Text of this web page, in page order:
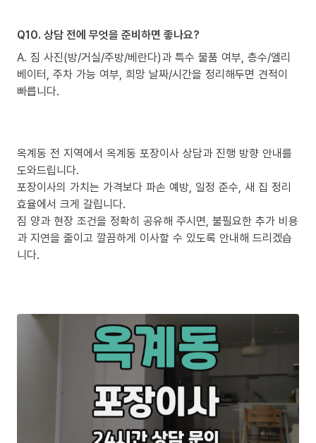
Q10. 상담 전에 무엇을 준비하면 좋나요?
A. 짐 사진(방/거실/주방/베란다)과 특수 물품 여부, 층수/엘리
베이터, 주차 가능 여부, 희망 날짜/시간을 정리해두면 견적이
빠릅니다.
옥계동 전 지역에서 옥계동 포장이사 상담과 진행 방향 안내를
도와드립니다.
포장이사의 가치는 가격보다 파손 예방, 일정 준수, 새 집 정리
효율에서 크게 갈립니다.
짐 양과 현장 조건을 정확히 공유해 주시면, 불필요한 추가 비용
과 지연을 줄이고 깔끔하게 이사할 수 있도록 안내해 드리겠습
니다.